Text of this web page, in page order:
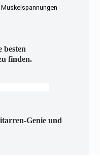
besten
finden.
Genie und